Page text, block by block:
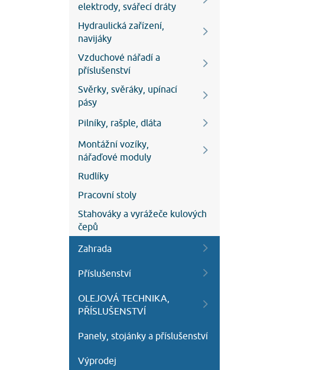
elektrody, svářecí dráty
Hydraulická zařízení,
navijáky
Vzduchové nářadí a
příslušenství
Svěrky, svěráky, upínací
pásy
Pilníky, rašple, dláta
Montážní vozíky,
nářaďové moduly
Rudlíky
Pracovní stoly
Stahováky a vyrážeče kulových
čepů
Zahrada
Příslušenství
OLEJOVÁ TECHNIKA,
PŘÍSLUŠENSTVÍ
Panely, stojánky a příslušenství
Výprodej